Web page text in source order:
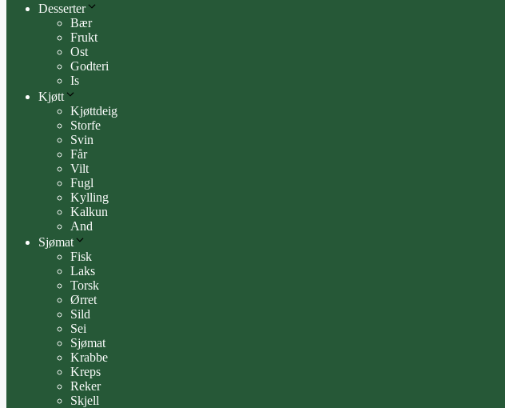
Desserter
Bær
Frukt
Ost
Godteri
Is
Kjøtt
Kjøttdeig
Storfe
Svin
Får
Vilt
Fugl
Kylling
Kalkun
And
Sjømat
Fisk
Laks
Torsk
Ørret
Sild
Sei
Sjømat
Krabbe
Kreps
Reker
Skjell